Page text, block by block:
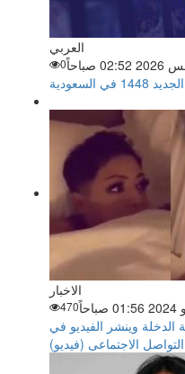
العربي
0
الاخبار
470
وينشر الفيديو في
الاجتماعى (فيديو)